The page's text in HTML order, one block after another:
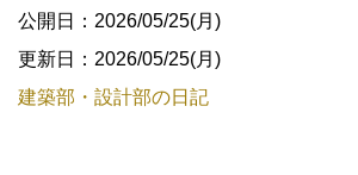
公開日：2026/05/25(月)
更新日：2026/05/25(月)
建築部・設計部の日記